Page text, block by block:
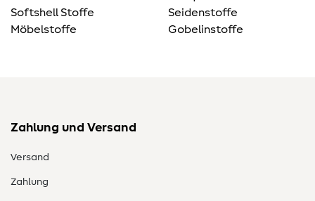
Softshell Stoffe
Möbelstoffe
Seidenstoffe
Gobelinstoffe
Zahlung und Versand
Versand
Zahlung